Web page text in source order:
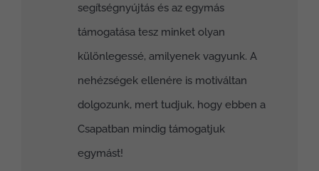
segítségnyújtás és az egymás
támogatása tesz minket olyan
különlegessé, amilyenek vagyunk. A
nehézségek ellenére is motiváltan
dolgozunk, mert tudjuk, hogy ebben a
Csapatban mindig támogatjuk
egymást!